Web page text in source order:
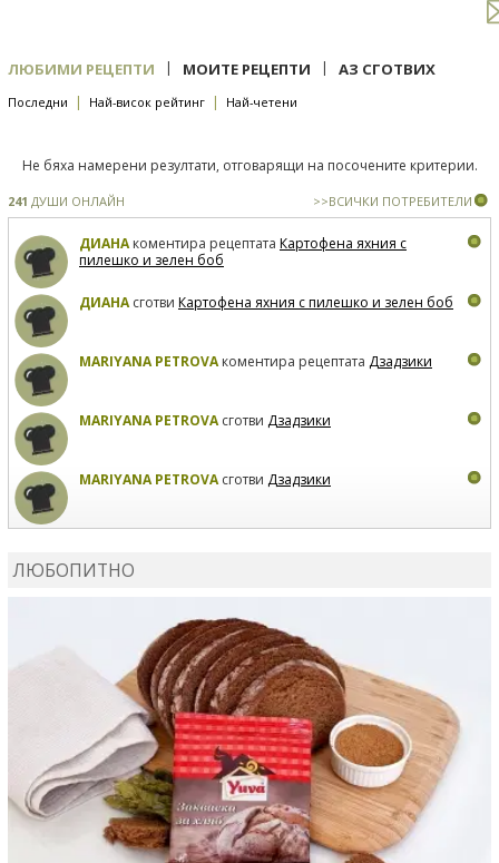
ЛЮБИМИ РЕЦЕПТИ | МОИТЕ РЕЦЕПТИ | АЗ СГОТВИХ
Последни | Най-висок рейтинг | Най-четени
Не бяха намерени резултати, отговарящи на посочените критерии.
241 ДУШИ ОНЛАЙН >>ВСИЧКИ ПОТРЕБИТЕЛИ
ДИАНАкоментира рецептата Картофена яхния с
пилешко и зелен боб
ДИАНАсготви Картофена яхния с пилешко и зелен боб
MARIYANA PETROVAкоментира рецептата Дзадзики
MARIYANA PETROVAсготви Дзадзики
MARIYANA PETROVAсготви Дзадзики
ЛЮБОПИТНО